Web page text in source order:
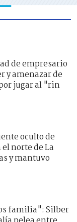
de empresario
y amenazar de
jugar al "rin
oculto de
norte de La
y mantuvo
familia": Silber